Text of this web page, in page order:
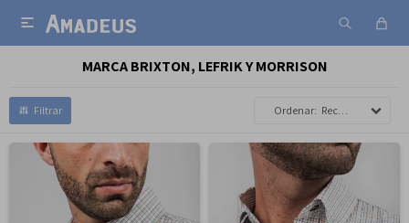

MARCA BRIXTON, LEFRIK Y MORRISON
Recomendados